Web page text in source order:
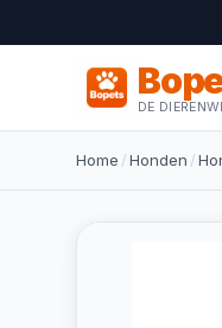
DE
Home /Honden /